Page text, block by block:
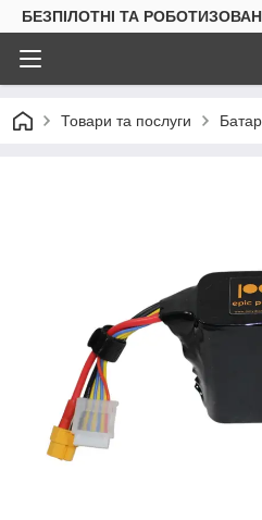
БЕЗПІЛОТНІ ТА
Товари та послуги